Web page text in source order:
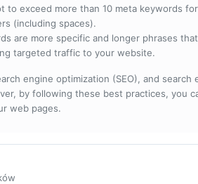
to exceed more than 10 meta keywords
(including spaces).
are more specific and longer phrases
targeted traffic to your website.
engine optimization (SEO), and search
by following these best practices, you
web pages.